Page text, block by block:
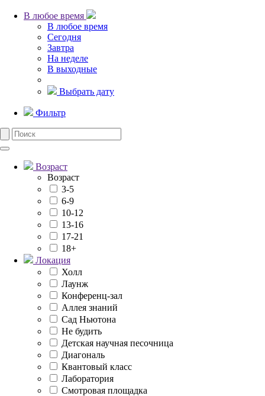
В любое время
В любое время
Сегодня
Завтра
На неделе
В выходные
Выбрать дату
Фильтр
Возраст
Возраст
3-5
6-9
10-12
13-16
17-21
18+
Локация
Холл
Лаунж
Конференц-зал
Аллея знаний
Сад Ньютона
Не будить
Детская научная песочница
Диагональ
Квантовый класс
Лаборатория
Смотровая площадка